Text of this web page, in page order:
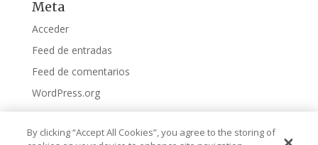
Meta
Acceder
Feed de entradas
Feed de comentarios
WordPress.org
By clicking “Accept All Cookies”, you agree to the storing of